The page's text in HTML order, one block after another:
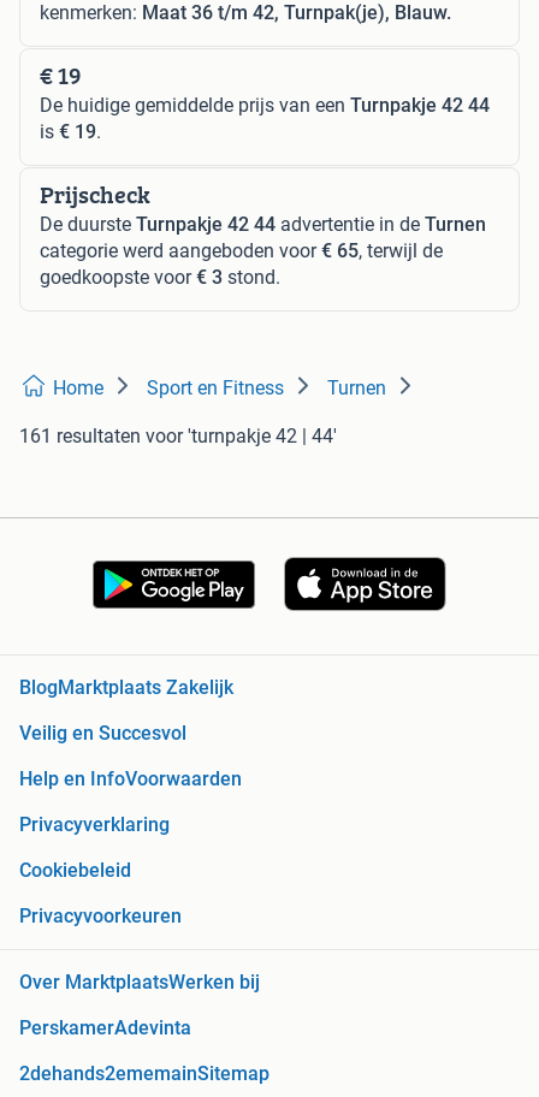
kenmerken: Maat 36 t/m 42, Turnpak(je), Blauw.
€ 19
De huidige gemiddelde prijs van een Turnpakje 42 44
is € 19.
Prijscheck
De duurste Turnpakje 42 44 advertentie in de Turnen
categorie werd aangeboden voor€ 65, terwijl de
goedkoopste voor€ 3 stond.
Home Sport en Fitness Turnen
161 resultaten voor 'turnpakje 42 | 44'
Blog Marktplaats Zakelijk
Veilig en Succesvol
Help en InfoVoorwaarden
Privacyverklaring
Cookiebeleid
Privacyvoorkeuren
Over MarktplaatsWerken bij
PerskamerAdevinta
2dehands2ememainSitemap